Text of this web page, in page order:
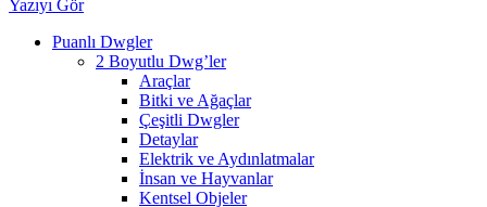
Yazıyı Gör
Puanlı Dwgler
2 Boyutlu Dwg’ler
Araçlar
Bitki ve Ağaçlar
Çeşitli Dwgler
Detaylar
Elektrik ve Aydınlatmalar
İnsan ve Hayvanlar
Kentsel Objeler